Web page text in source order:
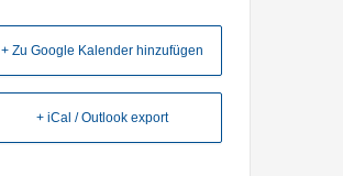
+ Zu Google Kalender hinzufügen
+ iCal / Outlook export